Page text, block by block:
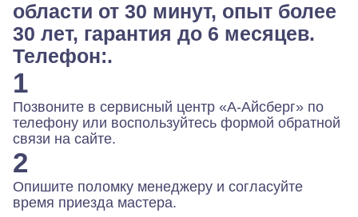
области от 30 минут, опыт более
30 лет, гарантия до 6 месяцев.
Телефон:.
1
Позвоните в сервисный центр «А-Айсберг» по
телефону или воспользуйтесь формой обратной
связи на сайте.
2
Опишите поломку менеджеру и согласуйте
время приезда мастера.